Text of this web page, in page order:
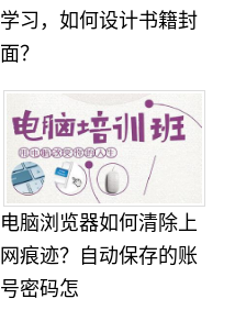
学习，如何设计书籍封
面？
电脑浏览器如何清除上
网痕迹？自动保存的账
号密码怎